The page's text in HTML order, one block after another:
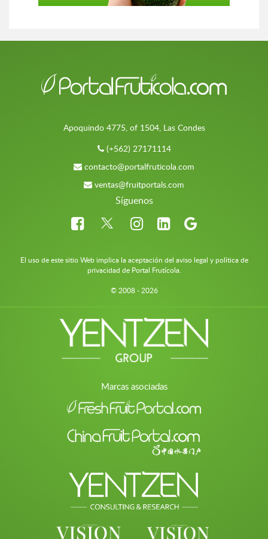
Apoquindo 4775, of 1504, Las Condes
(+562) 27171114
contacto@portalfruticola.com
ventas@fruitportals.com
Síguenos
El uso de este sitio Web implica la aceptación del aviso legal y política de
privacidad de Portal Frutícola.
© 2008 - 2026
Marcas asociadas